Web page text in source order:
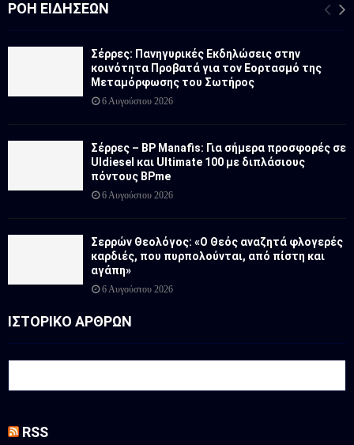
ΡΟΉ ΕΙΔΉΣΕΩΝ
Σέρρες: Πανηγυρικές Εκδηλώσεις στην
κοινότητα Προβατά για τον Εορτασμό της
Μεταμόρφωσης του Σωτήρος
6 Αυγούστου 2026
Σέρρες – BP Manafis: Για σήμερα προσφορές σε
Uldiesel και Ultimate 100 με διπλάσιους
πόντους BPme
6 Αυγούστου 2026
Σερρών Θεολόγος: «Ο Θεός αναζητά φλογερές
καρδιές, που πυρπολούνται, από πίστη και
αγάπη»
6 Αυγούστου 2026
ΙΣΤΟΡΙΚΟ ΑΡΘΡΩΝ
RSS